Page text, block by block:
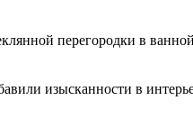
перегородки в
изысканности в